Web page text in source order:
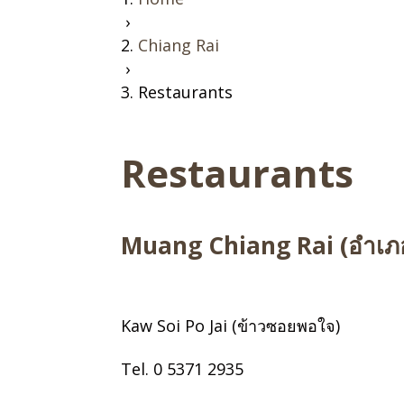
›
Chiang Rai
›
Restaurants
Restaurants
Muang Chiang Rai (อำเภ
Kaw Soi Po Jai (ข้าวซอยพอใจ)
Tel. 0 5371 2935